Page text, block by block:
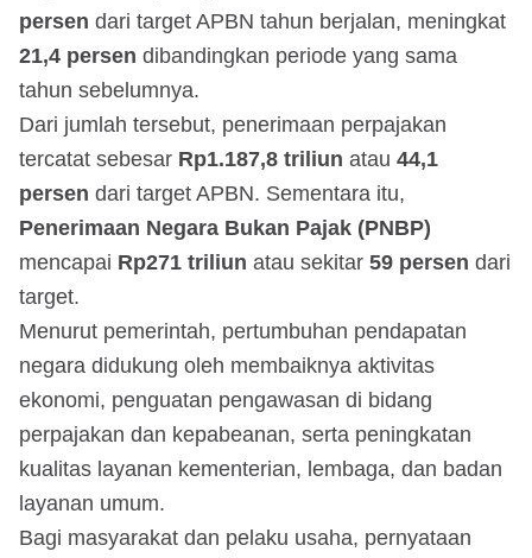
persen dari target APBN tahun berjalan, meningkat
21,4 persen dibandingkan periode yang sama
tahun sebelumnya.
Dari jumlah tersebut, penerimaan perpajakan
tercatat sebesar Rp1.187,8 triliun atau 44,1
persen dari target APBN. Sementara itu,
Penerimaan Negara Bukan Pajak (PNBP)
mencapai Rp271 triliun atau sekitar 59 persen dari
target.
Menurut pemerintah, pertumbuhan pendapatan
negara didukung oleh membaiknya aktivitas
ekonomi, penguatan pengawasan di bidang
perpajakan dan kepabeanan, serta peningkatan
kualitas layanan kementerian, lembaga, dan badan
layanan umum.
Bagi masyarakat dan pelaku usaha, pernyataan